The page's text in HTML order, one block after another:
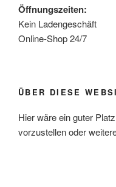
Öffnungszeiten:
Kein Ladengeschäft
Online-Shop 24/7
ÜBER DIESE
Hier wäre ein guter
vorzustellen oder